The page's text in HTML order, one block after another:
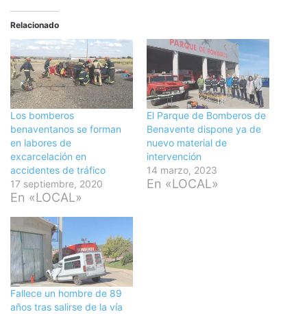
Relacionado
Los bomberos
benaventanos se forman
en labores de
excarcelación en
accidentes de tráfico
17 septiembre, 2020
En «LOCAL»
El Parque de Bomberos de
Benavente dispone ya de
nuevo material de
intervención
14 marzo, 2023
En «LOCAL»
Fallece un hombre de 89
años tras salirse de la vía